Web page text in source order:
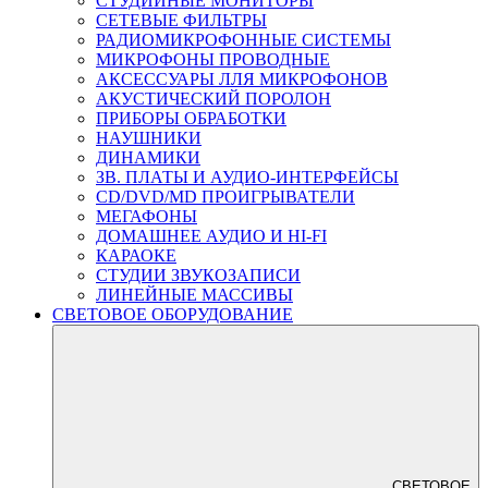
СЕТЕВЫЕ ФИЛЬТРЫ
РАДИОМИКРОФОННЫЕ СИСТЕМЫ
МИКРОФОНЫ ПРОВОДНЫЕ
АКСЕССУАРЫ ЛЛЯ МИКРОФОНОВ
АКУСТИЧЕСКИЙ ПОРОЛОН
ПРИБОРЫ ОБРАБОТКИ
НАУШНИКИ
ДИНАМИКИ
ЗВ. ПЛАТЫ И АУДИО-ИНТЕРФЕЙСЫ
CD/DVD/MD ПРОИГРЫВАТЕЛИ
МЕГАФОНЫ
ДОМАШНЕЕ АУДИО И HI-FI
КАРАОКЕ
СТУДИИ ЗВУКОЗАПИСИ
ЛИНЕЙНЫЕ МАССИВЫ
СВЕТОВОЕ ОБОРУДОВАНИЕ